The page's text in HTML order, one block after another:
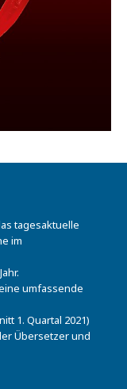
tagesaktuelle
im
umfassende
1. Quartal 2021)
Übersetzer und